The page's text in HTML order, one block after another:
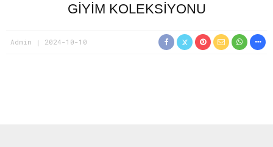
GİYİM KOLEKSİYONU
Admin 2024-10-10